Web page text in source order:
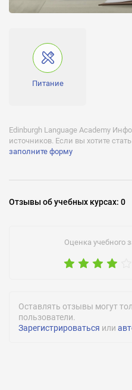
Питание
Edinburgh Language Academy
источников. Если вы хотите
заполните форму
Отзывыоб учебных курсах: 0
Оценка учебного
Оставлять отзывы могут
пользователи.
Зарегистрироваться или